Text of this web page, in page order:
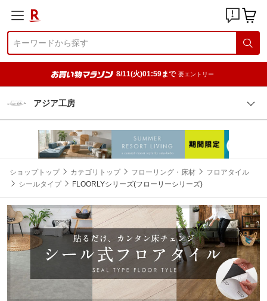
8/11(火)01:59まで 要エントリー
アジア工房
ショップトップ カテゴリトップ フローリング・床材
フロアタイル
シールタイプ
FLOORLYシリーズ(フローリーシリーズ)